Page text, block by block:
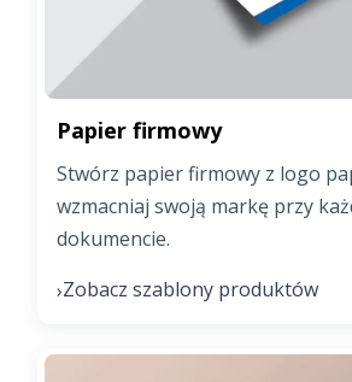
Papier firmowy
Stwórz papier firmowy z logo
wzmacniaj swoją markę przy
dokumencie.
›Zobacz szablony produktów